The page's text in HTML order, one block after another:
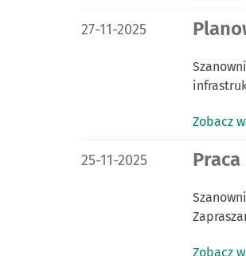
DATA
27-11-2025
Zobacz
DATA
25-11-2025 Praca
Zobacz